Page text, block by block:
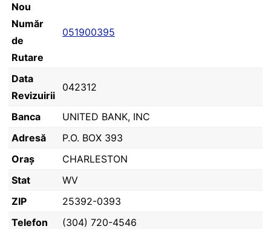
Nou
Număr
de
Rutare
051900395
Data
Revizuirii
042312
Banca
UNITED BANK, INC
Adresă
P.O. BOX 393
Oraș
CHARLESTON
Stat
WV
ZIP
25392-0393
Telefon
(304) 720-4546